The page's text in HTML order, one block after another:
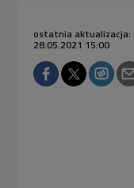
ostatnia aktualizacja:
28.05.2021 15:00